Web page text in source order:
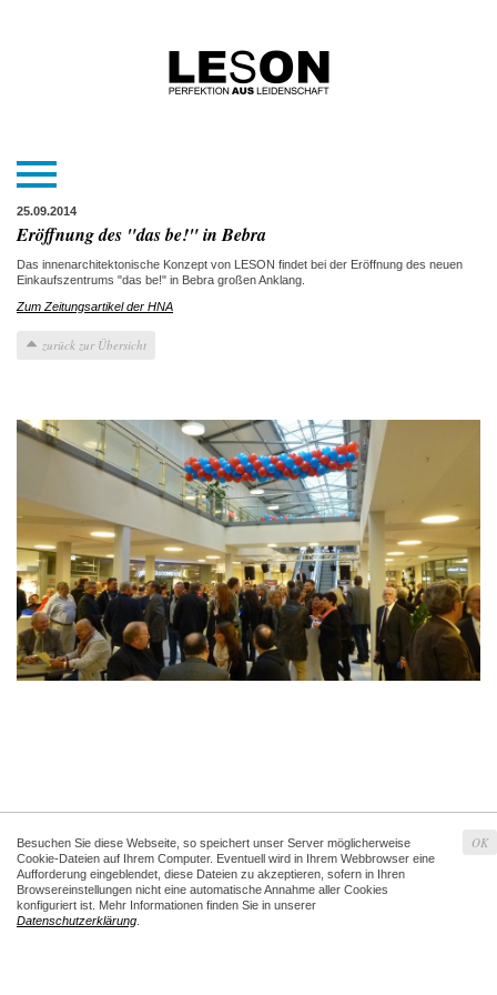
25.09.2014
Eröffnung des "das be!" in Bebra
Das innenarchitektonische Konzept von LESON findet bei der Eröffnung des neuen
Einkaufszentrums "das be!" in Bebra großen Anklang.
Zum Zeitungsartikel der HNA
zurück zur Übersicht
Besuchen Sie diese Webseite, so speichert unser Server möglicherweise
Cookie-Dateien auf Ihrem Computer. Eventuell wird in Ihrem Webbrowser eine
Aufforderung eingeblendet, diese Dateien zu akzeptieren, sofern in Ihren
Browsereinstellungen nicht eine automatische Annahme aller Cookies
konfiguriert ist. Mehr Informationen finden Sie in unserer
Datenschutzerklärung
OK